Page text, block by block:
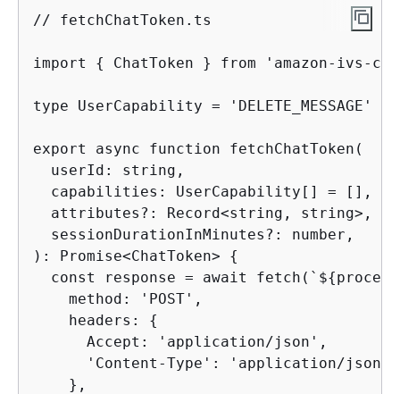
// fetchChatToken.ts
import { ChatToken } from 'amazon-ivs-
type UserCapability = 'DELETE_MESSAGE' |
export async function fetchChatToken(
  userId: string,
  capabilities: UserCapability[] = [],
  attributes?: Record<string, string>,
  sessionDurationInMinutes?: number,
): Promise<ChatToken> {
  const response = await fetch(`$
{
    method: 'POST',
    headers:
{
      Accept: 'application/json',
      'Content-Type': 'application/json',
    },